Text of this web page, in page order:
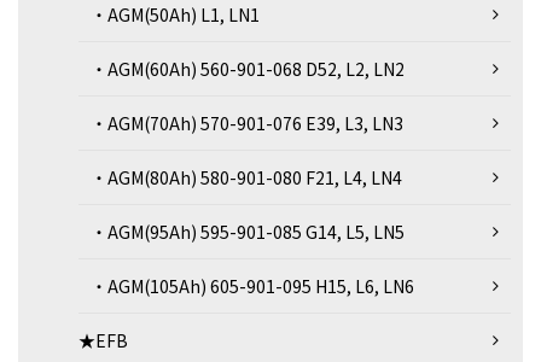
・AGM(50Ah) L1, LN1
・AGM(60Ah) 560-901-068 D52, L2, LN2
・AGM(70Ah) 570-901-076 E39, L3, LN3
・AGM(80Ah) 580-901-080 F21, L4, LN4
・AGM(95Ah) 595-901-085 G14, L5, LN5
・AGM(105Ah) 605-901-095 H15, L6, LN6
★EFB